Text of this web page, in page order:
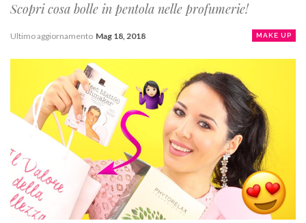
Scopri cosa bolle in pentola nelle profumerie!
MAKE UP
Ultimo aggiornamento Mag 18, 2018